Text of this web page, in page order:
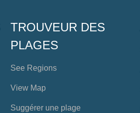
TROUVEUR DES
PLAGES
See Regions
View Map
Suggérer une plage